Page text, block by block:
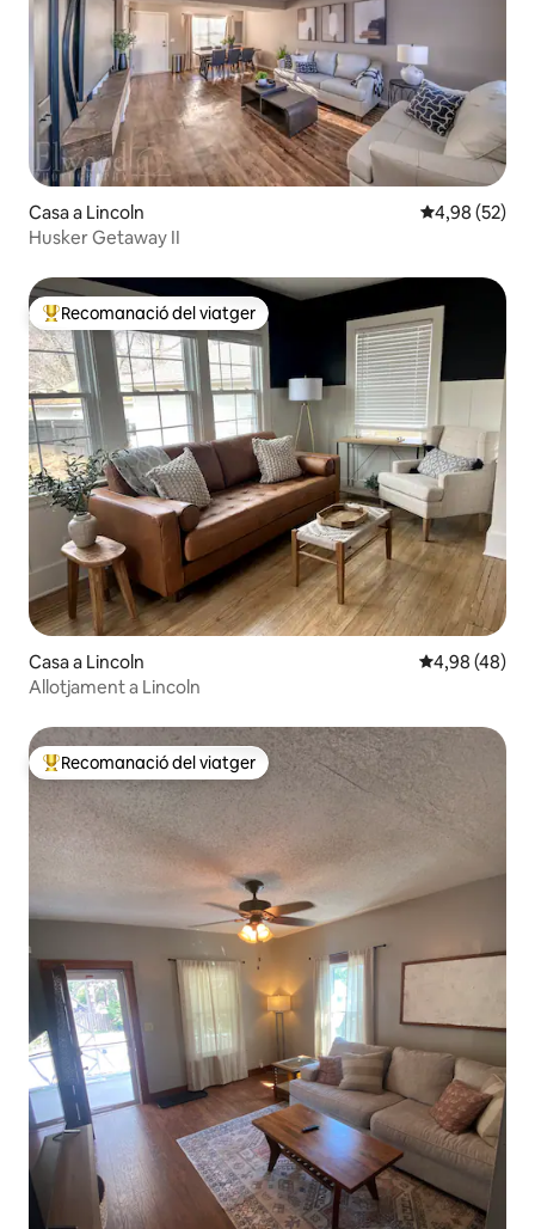
Casa a Lincoln 4,98 de
4,98 (52)
Husker Getaway II
Principals recomanacions dels viatgers
Recomanació del viatger
Casa a Lincoln 4,98 de
4,98 (48)
Allotjament a Lincoln
Principals recomanacions dels viatgers
Recomanació del viatger